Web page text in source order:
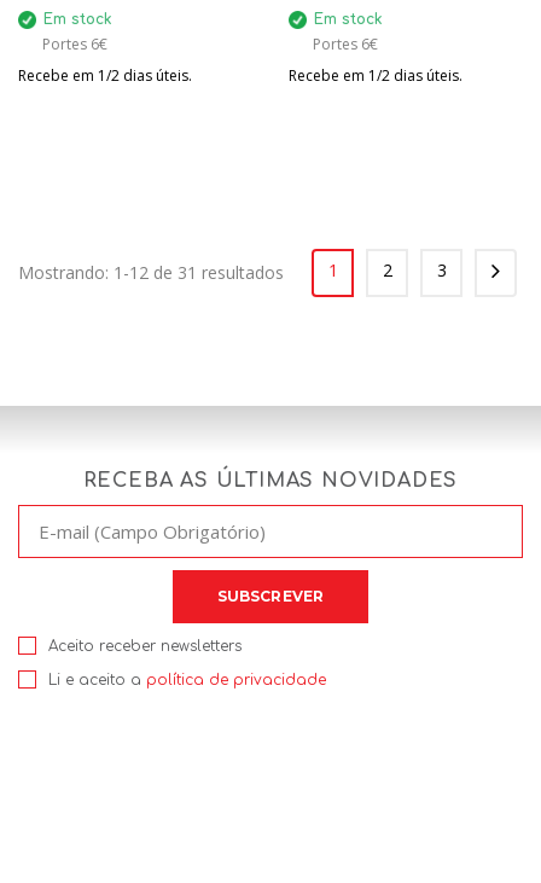
Em stock
Portes 6€
Recebe em 1/2 dias úteis.
Em stock
Portes 6€
Recebe em 1/2 dias úteis.
Mostrando: 1-12 de 31 resultados 1 2 3
RECEBA AS ÚLTIMAS NOVIDADES
Aceito receber newsletters
Li e aceito a política de privacidade